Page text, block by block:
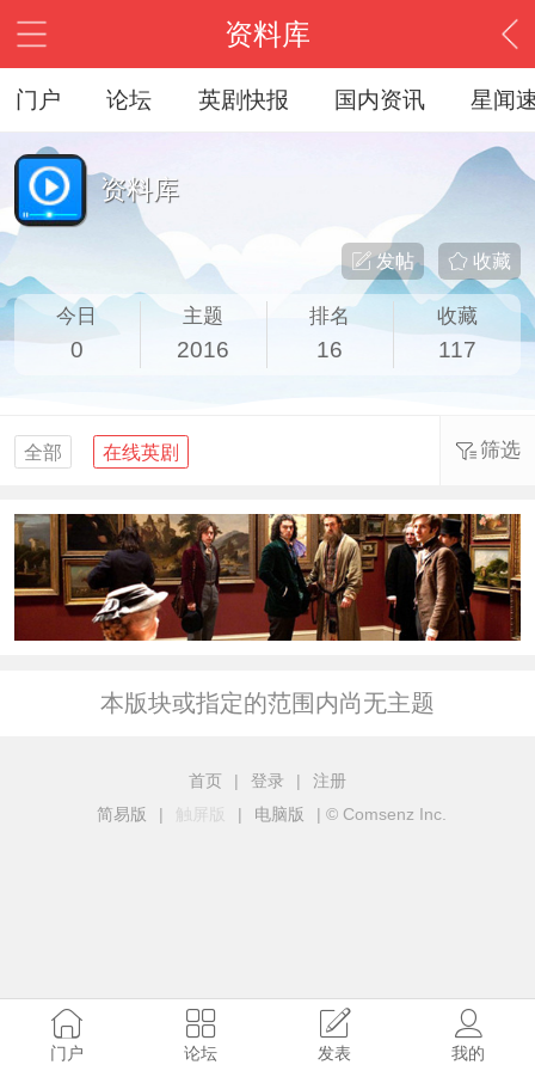
资料库
门户 论坛 英剧快报 国内资讯 星闻
资料库
收藏
发帖
今日
0
主题
2016
排名
16
收藏
117
全部 在线英剧 筛选
本版块或指定的范围内尚无主题
首页 | 登录 |
注册
简易版
| 触屏版 | 电脑版 | © Comsenz Inc.
门户 论坛 发表 我的